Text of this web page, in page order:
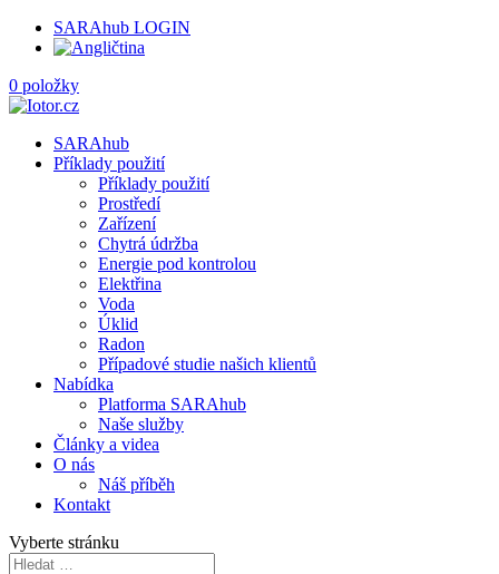
SARAhub LOGIN
0 položky
SARAhub
Příklady použití
Příklady použití
Prostředí
Zařízení
Chytrá údržba
Energie pod kontrolou
Elektřina
Voda
Úklid
Radon
Případové studie našich klientů
Nabídka
Platforma SARAhub
Naše služby
Články a videa
O nás
Náš příběh
Kontakt
Vyberte stránku